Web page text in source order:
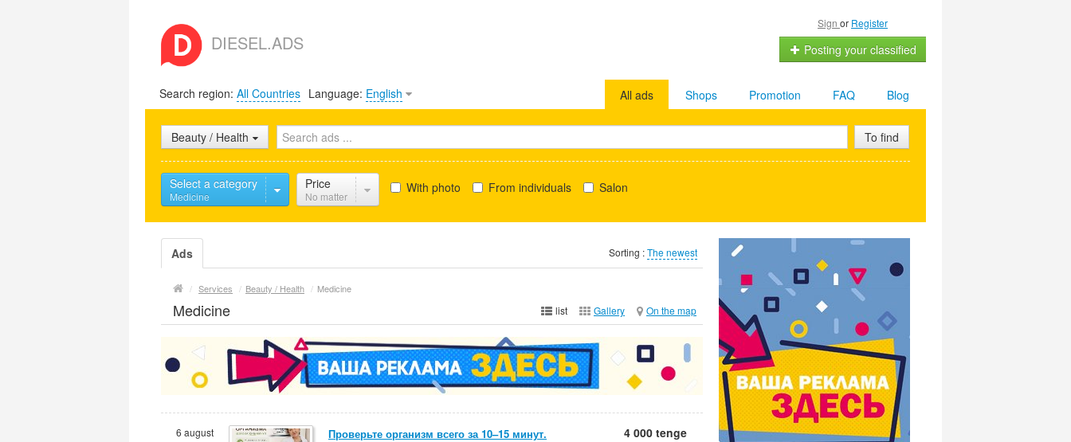
DIESEL.ADS
Sign or Register
Posting your classified
Search region: All Countries Language: English Blog
FAQ
Promotion
Shops
All ads
Beauty / Health To find
Select a category
Medicine
Price
No matter
With photo From individuals Salon
Ads Sorting :The newest
/ Services / Beauty / Health / Medicine
Medicine list Gallery On the map
6 august Проверьте организм всего за 10–15 минут. 4 000 tenge